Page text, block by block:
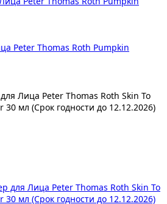
Peter Thomas Roth Pumpkin
Лица Peter Thomas Roth Skin To
мл (Срок годности до 12.12.2026)